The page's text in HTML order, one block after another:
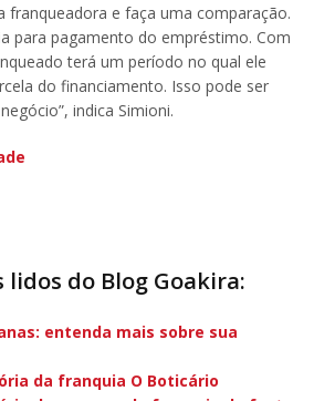
franqueadora e faça uma comparação.
para pagamento do empréstimo. Com
terá um período no qual ele
do financiamento. Isso pode ser
indica Simioni.
lidos do Blog Goakira:
entenda mais sobre sua
da franquia O Boticário